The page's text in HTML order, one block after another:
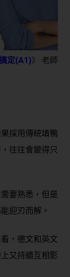
定(A1)》
老師
採用傳統填鴨
往往會變得只
要熟悉，但是
迎刃而解。
，德文和英文
又持續互相影